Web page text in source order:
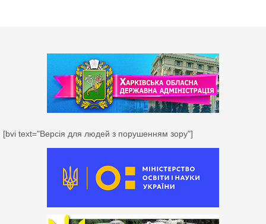
[bvi text="Версія для людей з порушенням зору"]